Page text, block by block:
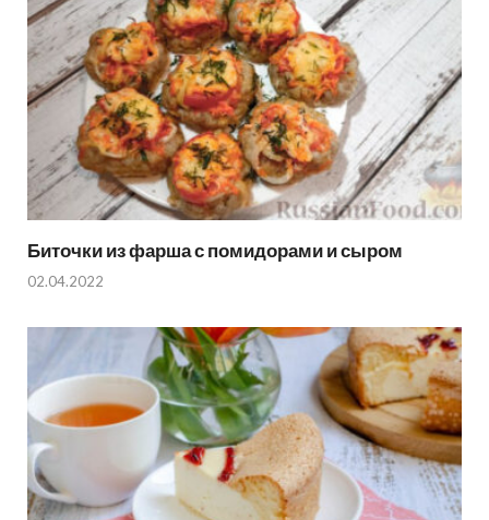
Биточки из фарша с помидорами и сыром
02.04.2022